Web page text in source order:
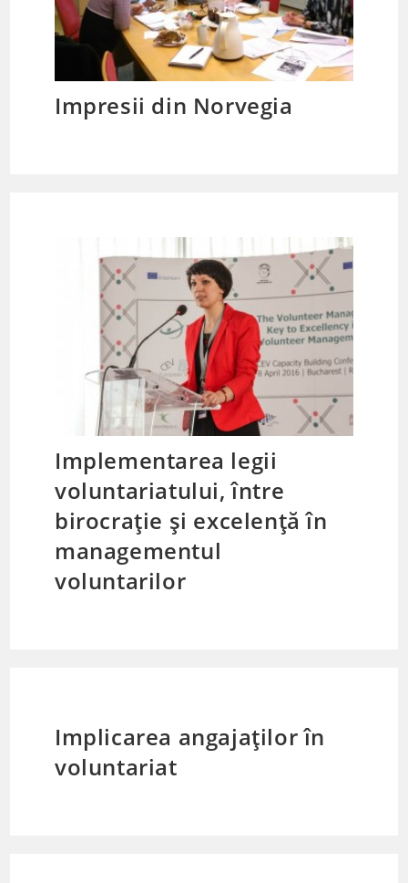
Impresii din Norvegia
Implementarea legii
voluntariatului, între
birocrație și excelență în
managementul
voluntarilor
Implicarea angajaților în
voluntariat